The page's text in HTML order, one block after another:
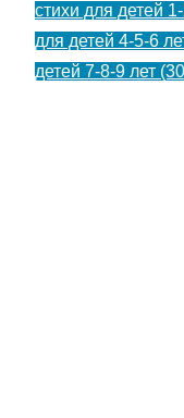
стихи для детей
для детей 4-5-6
детей 7-8-9 лет